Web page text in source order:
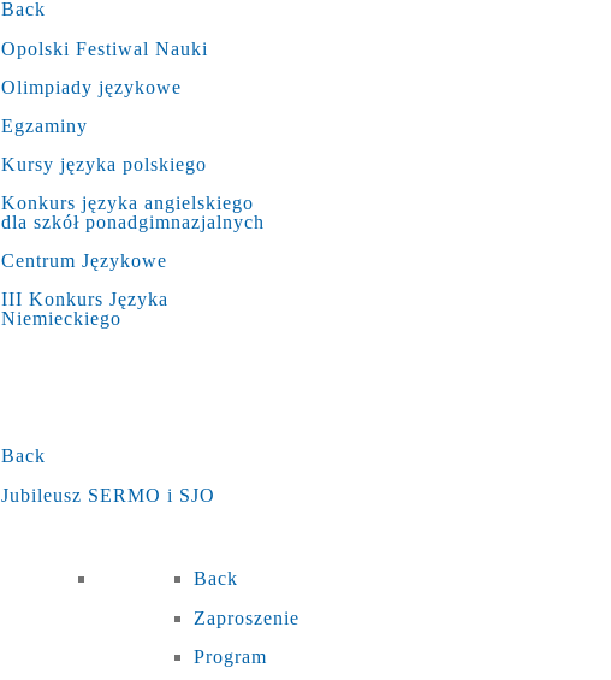
Back
Opolski Festiwal Nauki
Olimpiady językowe
Egzaminy
Kursy języka polskiego
Konkurs języka angielskiego
dla szkół ponadgimnazjalnych
Centrum Językowe
III Konkurs Języka
Niemieckiego
Back
Jubileusz SERMO i SJO
Back
Zaproszenie
Program